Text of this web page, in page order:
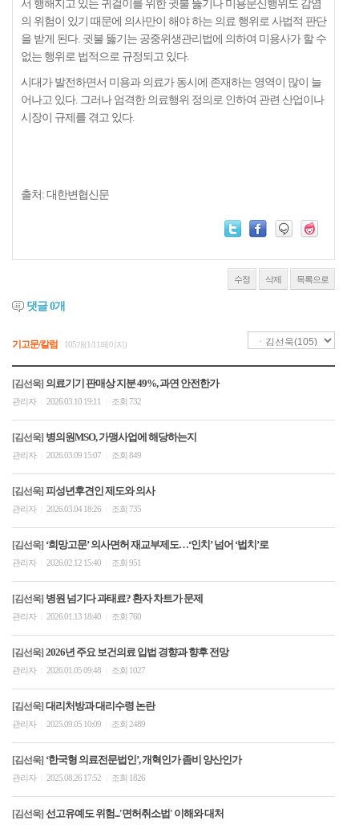
서 행해지고 있는 귀걸이를 위한 귓불 뚫기나 미용문신행위도 감염
의 위험이 있기 때문에 의사만이 해야 하는 의료 행위로 사법적 판단
을 받게 된다. 귓불 뚫기는 공중위생관리법에 의하여 미용사가 할 수
없는 행위로 법적으로 규정되고 있다.
시대가 발전하면서 미용과 의료가 동시에 존재하는 영역이 많이 늘
어나고 있다. 그러나 엄격한 의료행위 정의로 인하여 관련 산업이나
시장이 규제를 겪고 있다.
출처: 대한변협신문
수정 삭제 목록으로
댓글0개
기고문/칼럼 105개(1/11페이지)
[김선욱] 의료기기 판매상 지분 49%, 과연 안전한가
관리자 2026.03.10 19:11 조회 732
[김선욱] 병의원MSO, 가맹사업에 해당하는지
관리자 2026.03.09 15:07 조회 849
[김선욱] 피성년후견인 제도와 의사
관리자 2026.03.04 18:26 조회 735
[김선욱] ‘희망고문’ 의사면허 재교부제도…‘인치’ 넘어 ‘법치’로
관리자 2026.02.12 15:40 조회 951
[김선욱] 병원 넘기다 과태료? 환자 차트가 문제
관리자 2026.01.13 18:40 조회 760
[김선욱] 2026년 주요 보건의료 입법 경향과 향후 전망
관리자 2026.01.05 09:48 조회 1027
[김선욱] 대리처방과 대리수령 논란
관리자 2025.09.05 10:09 조회 2489
[김선욱] ‘한국형 의료전문법인’, 개혁인가 좀비 양산인가
관리자 2025.08.26 17:52 조회 1826
[김선욱] 선고유예도 위험...'면허취소법' 이해와 대처